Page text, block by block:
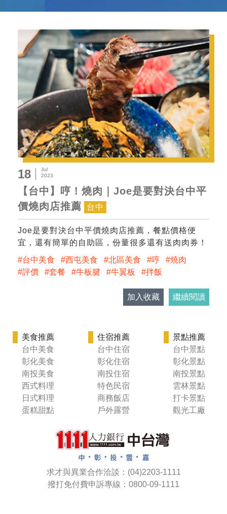
18
Jul
2023
【台中】哼！燒肉｜Joe是要對決台中平
價燒肉店推薦
台中
Joe是要對決台中平價燒肉店推薦，餐點價格便
宜，還有簡單的自助區，份量很多還有送肉肉券！
台中美食
西屯美食 北區美食 哼
燒肉
評價
套餐 牛板腱 牛翼板 拌飯
加入收藏 繼續閱讀
美食推薦
台中美食
彰化美食
南投美食
西式料理
日式料理
蛋糕甜點
住宿推薦
台中住宿
彰化住宿
南投住宿
特色民宿
商務飯店
戶外露營
景點推薦
台中景點
彰化景點
南投景點
雲林景點
打卡景點
觀光工廠
求才與異業合作洽談：(04)2203-1111
撥打免付費申訴專線：0800-09-1111